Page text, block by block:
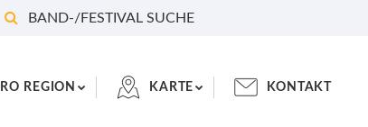
BAND-/FESTIVAL SUCHE
REGION KARTE KONTAKT